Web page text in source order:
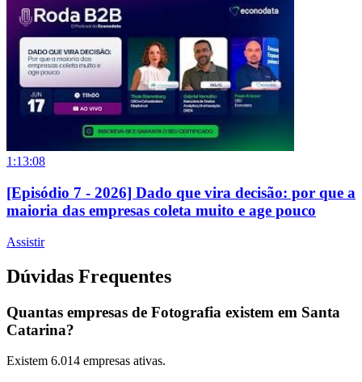
1:13:08
[Episódio 7 - 2026] Dado que vira decisão: por que a
maioria das empresas coleta muito e age pouco
Assistir
Dúvidas Frequentes
Quantas empresas de Fotografia existem em Santa
Catarina?
Existem 6.014 empresas ativas.